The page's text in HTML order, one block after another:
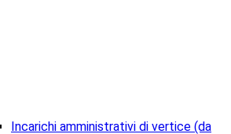
Incarichi amministrativi di vertice (da